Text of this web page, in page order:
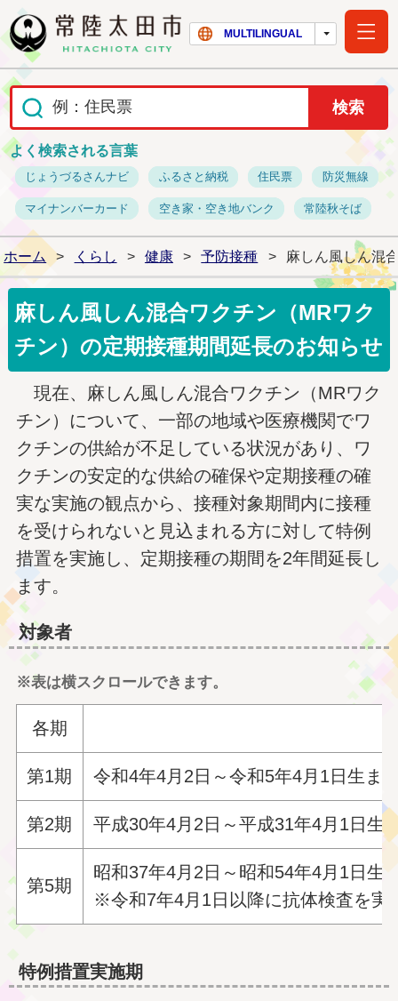
常陸太田市ホー
MULTILINGUAL
よく検索される言葉
じょうづるさんナビ ふるさと納税 住民票 防災無線
マイナンバーカード 空き家・空き地バンク 常陸秋そば
ホーム > くらし > 健康 > 予防接種 > 麻しん風しん混
麻しん風しん混合ワクチン（MRワク
チン）の定期接種期間延長のお知らせ
現在、麻しん風しん混合ワクチン（MRワク
チン）について、一部の地域や医療機関でワ
クチンの供給が不足している状況があり、ワ
クチンの安定的な供給の確保や定期接種の確
実な実施の観点から、接種対象期間内に接種
を受けられないと見込まれる方に対して特例
措置を実施し、定期接種の期間を2年間延長し
ます。
対象者
※表は横スクロールできます。
各期
第1期 令和4年4月2日～令和5年4月1日生ま
第2期 平成30年4月2日～平成31年4月1日生
第5期
昭和37年4月2日～昭和54年4月1日生
※令和7年4月1日以降に抗体検査を実
特例措置実施期